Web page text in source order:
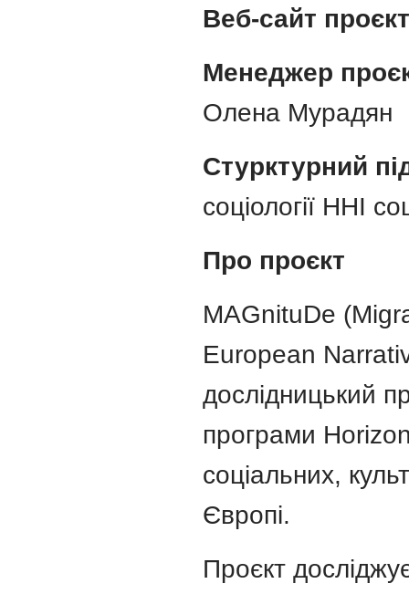
Веб-сайт
Менеджер
Олена Мурадян
Стурктурний
соціології ННІ
Про проєкт
MAGnituDe
European
дослідницький
програми
соціальних,
Європі.
Проєкт